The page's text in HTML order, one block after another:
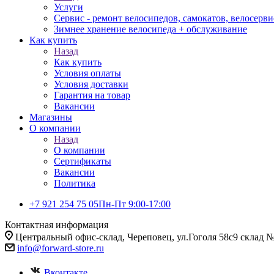
Услуги
Сервис - ремонт велосипедов, самокатов,
Зимнее хранение велосипеда + обслуживание
Как купить
Назад
Как купить
Условия оплаты
Условия доставки
Гарантия на товар
Вакансии
Магазины
О компании
Назад
О компании
Сертификаты
Вакансии
Политика
+7 921 254 75 05Пн-Пт 9:00-17:00
Контактная информация
Центральный офис-склад, Череповец, ул.Гоголя 58с9 склад
info@forward-store.ru